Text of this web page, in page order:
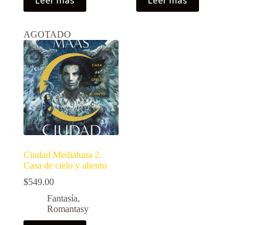
AGOTADO
Ciudad Medialuna 2.
Casa de cielo y aliento
$549.00
Fantasía,
Romantasy